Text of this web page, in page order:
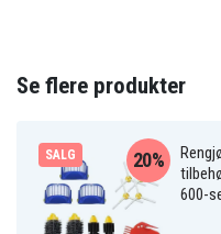
Se flere produkter
SALG
600-
20%